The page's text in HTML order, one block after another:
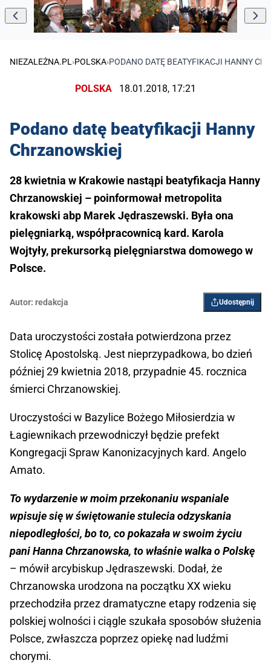
NIEZALEŻNA.PL ›POLSKA›PODANO DATĘ BEATYFIKACJI HANNY
POLSKA 18.01.2018, 17:21
Podano datę beatyfikacji Hanny
Chrzanowskiej
28 kwietnia w Krakowie nastąpi beatyfikacja Hanny
Chrzanowskiej – poinformował metropolita
krakowski abp Marek Jędraszewski. Była ona
pielęgniarką, współpracownicą kard. Karola
Wojtyły, prekursorką pielęgniarstwa domowego w
Polsce.
Autor: redakcja Udostępnij
Data uroczystości została potwierdzona przez
Stolicę Apostolską. Jest nieprzypadkowa, bo dzień
później 29 kwietnia 2018, przypadnie 45. rocznica
śmierci Chrzanowskiej.
Uroczystości w Bazylice Bożego Miłosierdzia w
Łagiewnikach przewodniczył będzie prefekt
Kongregacji Spraw Kanonizacyjnych kard. Angelo
Amato.
To wydarzenie w moim przekonaniu wspaniale
wpisuje się w świętowanie stulecia odzyskania
niepodległości, bo to, co pokazała w swoim życiu
pani Hanna Chrzanowska, to właśnie walka o Polskę
– mówił arcybiskup Jędraszewski. Dodał, że
Chrzanowska urodzona na początku XX wieku
przechodziła przez dramatyczne etapy rodzenia się
polskiej wolności i ciągle szukała sposobów służenia
Polsce, zwłaszcza poprzez opiekę nad ludźmi
chorymi.